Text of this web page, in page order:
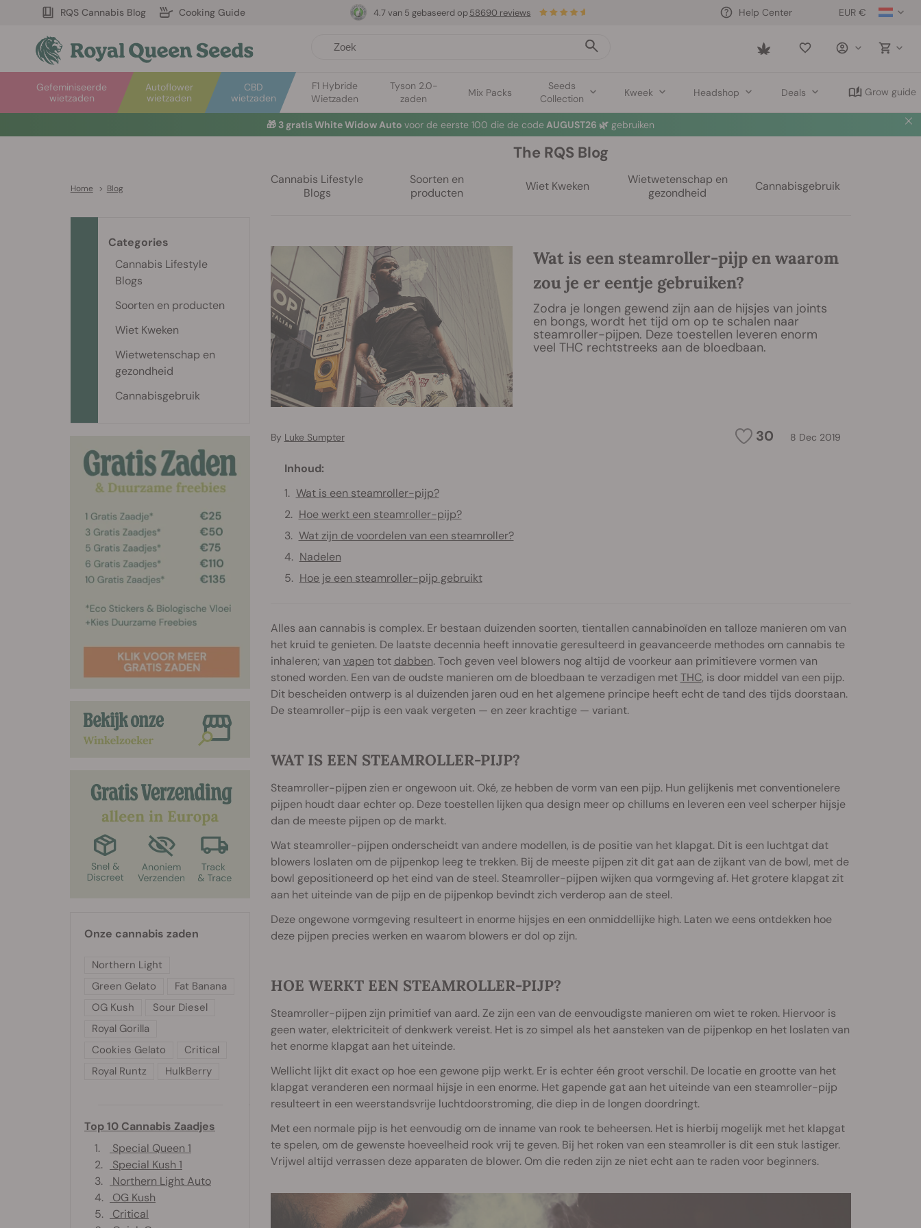
RQS Cannabis Blog Cooking Guide EUR €
Help Center
Saved
Autoflower
wietzaden
Gefeminiseerde
wietzaden
CBD
wietzaden
F1 Hybride
Wietzaden
Tyson 2.0-
zaden
Mix Packs
Seeds
Collection
Kweek Headshop Deals Grow guide
4.7 van 5 gebaseerd op 58690 reviews
🎁 3 gratis White Widow Auto voor de eerste 100 die de code AUGUST26 🌿 gebruiken
Home > Blog
The RQS Blog
Cannabis Lifestyle
Blogs
Soorten en
producten
Wiet Kweken
Wietwetenschap en
gezondheid
Cannabisgebruik
Wat is een steamroller-pijp en waarom
zou je er eentje gebruiken?
Zodra je longen gewend zijn aan de hijsjes van joints
en bongs, wordt het tijd om op te schalen naar
steamroller-pijpen. Deze toestellen leveren enorm
veel THC rechtstreeks aan de bloedbaan.
30 8 Dec 2019
By Luke Sumpter
Inhoud:
Wat is een steamroller-pijp?
Hoe werkt een steamroller-pijp?
Wat zijn de voordelen van een steamroller?
Nadelen
Hoe je een steamroller-pijp gebruikt
Alles aan cannabis is complex. Er bestaan duizenden soorten, tientallen cannabinoïden en talloze manieren om van
het kruid te genieten. De laatste decennia heeft innovatie geresulteerd in geavanceerde methodes om cannabis te
inhaleren; van vapen tot dabben. Toch geven veel blowers nog altijd de voorkeur aan primitievere vormen van
stoned worden. Een van de oudste manieren om de bloedbaan te verzadigen metTHC, is door middel van een pijp.
Dit bescheiden ontwerp is al duizenden jaren oud en het algemene principe heeft echt de tand des tijds doorstaan.
De steamroller-pijp is een vaak vergeten — en zeer krachtige — variant.
WAT IS EEN STEAMROLLER-PIJP?
Steamroller-pijpen zien er ongewoon uit. Oké, ze hebben de vorm van een pijp. Hun gelijkenis met conventionelere
pijpen houdt daar echter op. Deze toestellen lijken qua design meer op chillums en leveren een veel scherper hijsje
dan de meeste pijpen op de markt.
Wat steamroller-pijpen onderscheidt van andere modellen, is de positie van het klapgat. Dit is een luchtgat dat
blowers loslaten om de pijpenkop leeg te trekken. Bij de meeste pijpen zit dit gat aan de zijkant van de bowl, met de
bowl gepositioneerd op het eind van de steel. Steamroller-pijpen wijken qua vormgeving af. Het grotere klapgat zit
aan het uiteinde van de pijp en de pijpenkop bevindt zich verderop aan de steel.
Deze ongewone vormgeving resulteert in enorme hijsjes en een onmiddellijke high. Laten we eens ontdekken hoe
deze pijpen precies werken en waarom blowers er dol op zijn.
HOE WERKT EEN STEAMROLLER-PIJP?
Steamroller-pijpen zijn primitief van aard. Ze zijn een van de eenvoudigste manieren om wiet te roken. Hiervoor is
geen water, elektriciteit of denkwerk vereist. Het is zo simpel als het aansteken van de pijpenkop en het loslaten van
het enorme klapgat aan het uiteinde.
Wellicht lijkt dit exact op hoe een gewone pijp werkt. Er is echter één groot verschil. De locatie en grootte van het
klapgat veranderen een normaal hijsje in een enorme. Het gapende gat aan het uiteinde van een steamroller-pijp
resulteert in een weerstandsvrije luchtdoorstroming, die diep in de longen doordringt.
Met een normale pijp is het eenvoudig om de inname van rook te beheersen. Het is hierbij mogelijk met het klapgat
te spelen, om de gewenste hoeveelheid rook vrij te geven. Bij het roken van een steamroller is dit een stuk lastiger.
Vrijwel altijd verrassen deze apparaten de blower. Om die reden zijn ze niet echt aan te raden voor beginners.
Categories
Cannabis Lifestyle
Blogs
Soorten en producten
Wiet Kweken
Wietwetenschap en
gezondheid
Cannabisgebruik
Onze cannabis zaden
Northern Light
Green Gelato
Fat Banana
OG Kush
Sour Diesel
Royal Gorilla
Cookies Gelato
Critical
Royal Runtz
HulkBerry
Top 10 Cannabis Zaadjes
1.
Special Queen 1
2.
Special Kush 1
3.
Northern Light Auto
4.
OG Kush
5.
Critical